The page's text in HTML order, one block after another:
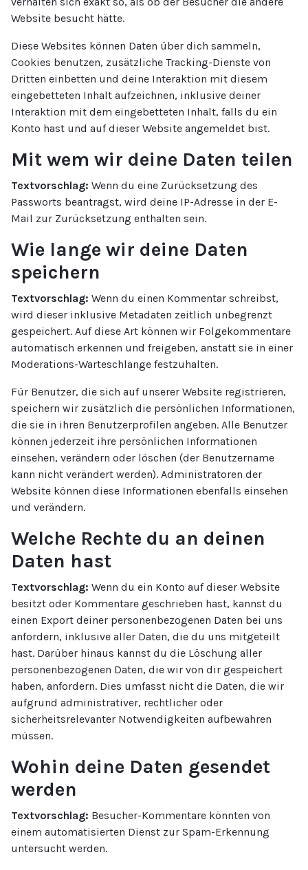
Website besucht hätte.
Diese Websites können Daten über dich sammeln,
Cookies benutzen, zusätzliche Tracking-Dienste von
Dritten einbetten und deine Interaktion mit diesem
eingebetteten Inhalt aufzeichnen, inklusive deiner
Interaktion mit dem eingebetteten Inhalt, falls du ein
Konto hast und auf dieser Website angemeldet bist.
Mit wem wir deine Daten teilen
Textvorschlag: Wenn du eine Zurücksetzung des
Passworts beantragst, wird deine IP-Adresse in der E-
Mail zur Zurücksetzung enthalten sein.
Wie lange wir deine Daten
speichern
Textvorschlag: Wenn du einen Kommentar schreibst,
wird dieser inklusive Metadaten zeitlich unbegrenzt
gespeichert. Auf diese Art können wir Folgekommentare
automatisch erkennen und freigeben, anstatt sie in einer
Moderations-Warteschlange festzuhalten.
Für Benutzer, die sich auf unserer Website registrieren,
speichern wir zusätzlich die persönlichen Informationen,
die sie in ihren Benutzerprofilen angeben. Alle Benutzer
können jederzeit ihre persönlichen Informationen
einsehen, verändern oder löschen (der Benutzername
kann nicht verändert werden). Administratoren der
Website können diese Informationen ebenfalls einsehen
und verändern.
Welche Rechte du an deinen
Daten hast
Textvorschlag: Wenn du ein Konto auf dieser Website
besitzt oder Kommentare geschrieben hast, kannst du
einen Export deiner personenbezogenen Daten bei uns
anfordern, inklusive aller Daten, die du uns mitgeteilt
hast. Darüber hinaus kannst du die Löschung aller
personenbezogenen Daten, die wir von dir gespeichert
haben, anfordern. Dies umfasst nicht die Daten, die wir
aufgrund administrativer, rechtlicher oder
sicherheitsrelevanter Notwendigkeiten aufbewahren
müssen.
Wohin deine Daten gesendet
werden
Textvorschlag: Besucher-Kommentare könnten von
einem automatisierten Dienst zur Spam-Erkennung
untersucht werden.